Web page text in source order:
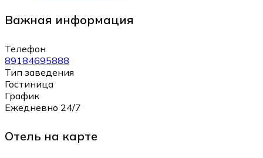
Важная информация
Телефон
89184695888
Тип заведения
Гостиница
График
Ежедневно 24/7
Отель на карте